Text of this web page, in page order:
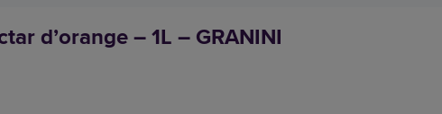
d’orange – 1L – GRANINI